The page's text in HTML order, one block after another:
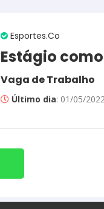
Esportes.Co
Estágio
Vaga de Trabalho
Último dia: 01/05/